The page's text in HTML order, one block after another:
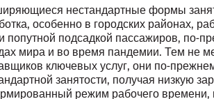
нестандартные формы
особенно в городских районах,
попутной подсадкой пассажиров, по-
мира и во время пандемии. Тем не
ключевых услуг, они по-
занятости, получая низкую
режим рабочего времени,